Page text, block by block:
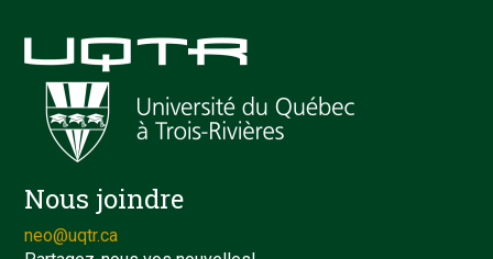
Nous joindre
neo@uqtr.ca